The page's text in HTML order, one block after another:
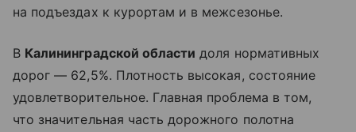
на подъездах к курортам и в межсезонье.
В Калининградской области доля нормативных
дорог — 62,5%. Плотность высокая, состояние
удовлетворительное. Главная проблема в том,
что значительная часть дорожного полотна